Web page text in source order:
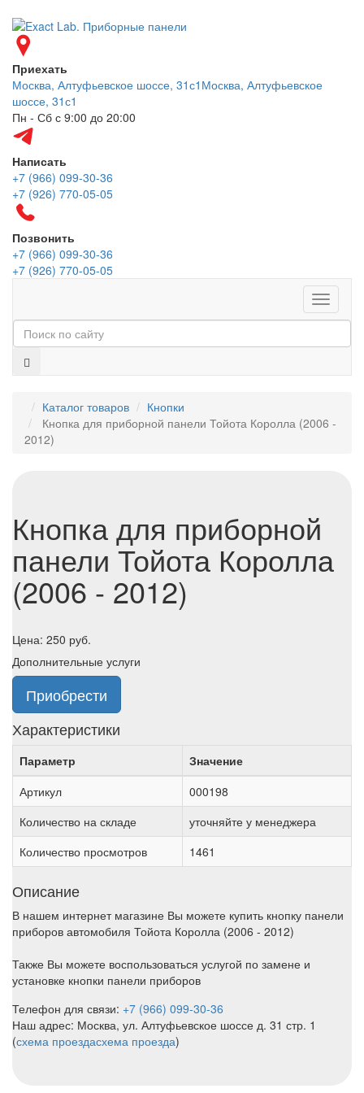
Приехать
Москва, Алтуфьевское шоссе, 31с1 Москва, Алтуфьевское
шоссе, 31с1
Пн - Сб с 9:00 до 20:00
Написать
+7 (966) 099-30-36
+7 (926) 770-05-05
Позвонить
+7 (966) 099-30-36
+7 (926) 770-05-05
Меню
Каталог товаров
Кнопки
Кнопка для приборной панели Тойота Королла (2006 -
2012)
Кнопка для приборной
панели Тойота Королла
(2006 - 2012)
Цена: 250 руб.
Дополнительные услуги
Приобрести
Характеристики
Параметр
Значение
Артикул
000198
Количество на складе
уточняйте у менеджера
Количество просмотров
1461
Описание
В нашем интернет магазине Вы можете купить кнопку панели
приборов автомобиля Тойота Королла (2006 - 2012)
Также Вы можете воспользоваться услугой по замене и
установке кнопки панели приборов
Телефон для связи: +7 (966) 099-30-36
Наш адрес: Москва, ул. Алтуфьевское шоссе д. 31 стр. 1
(схема проездасхема проезда)